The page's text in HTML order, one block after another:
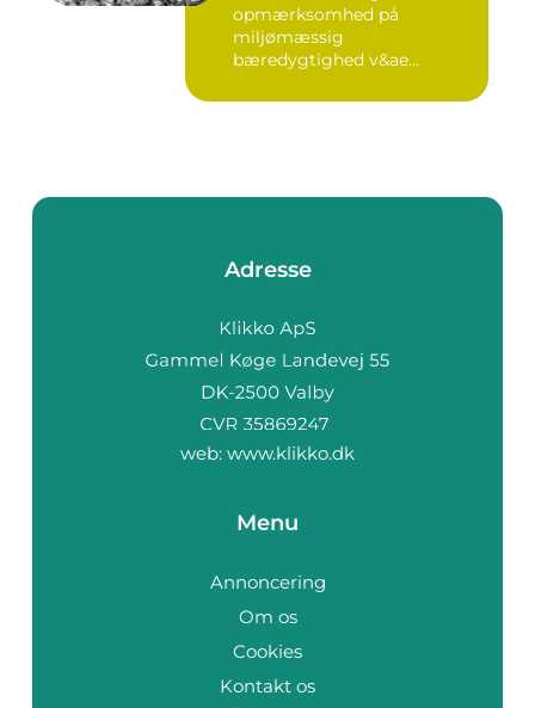
opmærksomhed på
miljømæssig
bæredygtighed v&ae...
Adresse
web: www.klikko.dk
Menu
Annoncering
Om os
Cookies
Kontakt os